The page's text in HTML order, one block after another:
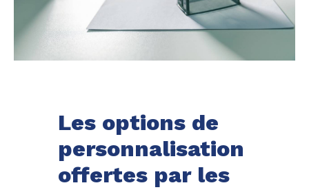
Les options de
personnalisation
offertes par les